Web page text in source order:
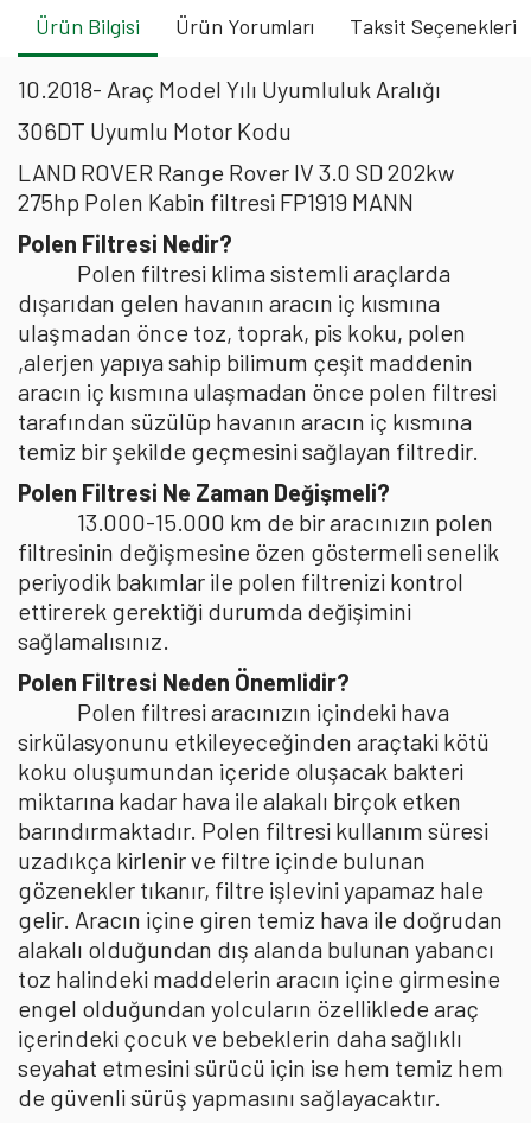
Ürün Bilgisi Ürün Yorumları Taksit Seçenekleri
10.2018- Araç Model Yılı Uyumluluk Aralığı
306DT Uyumlu Motor Kodu
LAND ROVER Range Rover IV 3.0 SD 202kw
275hp Polen Kabin filtresi FP1919 MANN
Polen Filtresi Nedir?
Polen filtresi klima sistemli araçlarda
dışarıdan gelen havanın aracın iç kısmına
ulaşmadan önce toz, toprak, pis koku, polen
,alerjen yapıya sahip bilimum çeşit maddenin
aracın iç kısmına ulaşmadan önce polen filtresi
tarafından süzülüp havanın aracın iç kısmına
temiz bir şekilde geçmesini sağlayan filtredir.
Polen Filtresi Ne Zaman Değişmeli?
13.000-15.000 km de bir aracınızın polen
filtresinin değişmesine özen göstermeli senelik
periyodik bakımlar ile polen filtrenizi kontrol
ettirerek gerektiği durumda değişimini
sağlamalısınız.
Polen Filtresi Neden Önemlidir?
Polen filtresi aracınızın içindeki hava
sirkülasyonunu etkileyeceğinden araçtaki kötü
koku oluşumundan içeride oluşacak bakteri
miktarına kadar hava ile alakalı birçok etken
barındırmaktadır. Polen filtresi kullanım süresi
uzadıkça kirlenir ve filtre içinde bulunan
gözenekler tıkanır, filtre işlevini yapamaz hale
gelir. Aracın içine giren temiz hava ile doğrudan
alakalı olduğundan dış alanda bulunan yabancı
toz halindeki maddelerin aracın içine girmesine
engel olduğundan yolcuların özelliklede araç
içerindeki çocuk ve bebeklerin daha sağlıklı
seyahat etmesini sürücü için ise hem temiz hem
de güvenli sürüş yapmasını sağlayacaktır.